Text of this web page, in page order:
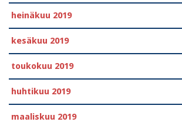
heinäkuu 2019
kesäkuu 2019
toukokuu 2019
huhtikuu 2019
maaliskuu 2019